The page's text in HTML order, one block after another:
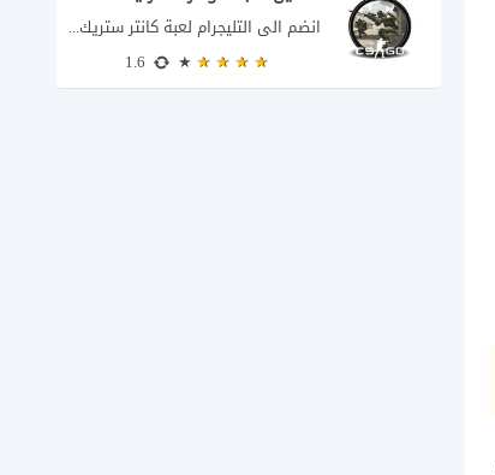
انضم الى التليجرام لعبة كانتر ستريك مجانا 2026 عند البحث عن تحميل Counter-Strike للكمبيوتر...